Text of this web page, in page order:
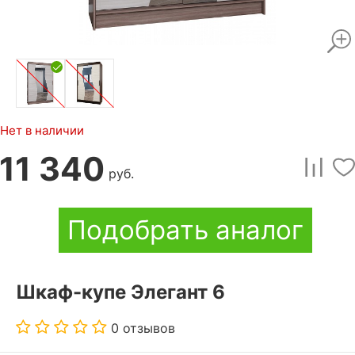
Нет в наличии
11 340 руб.
Подобрать аналог
Шкаф-купе Элегант 6
0 отзывов